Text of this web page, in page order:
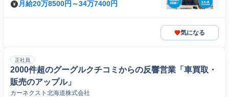
月給20万8500円～34万7400円
気になる
正社員
2000件超のグーグルクチコミからの反響営業「車買取・
販売のアップル」
カーネクスト北海道株式会社